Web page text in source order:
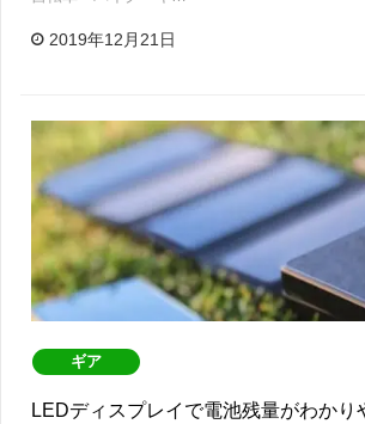
2019年12月21日
ギア
LEDディスプレイで電池残量がわかり